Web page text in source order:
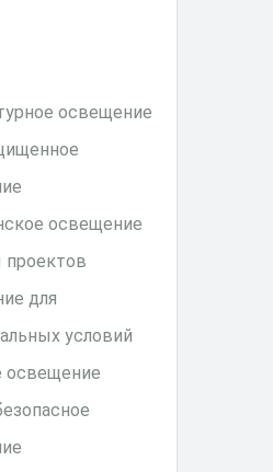
освещение
освещение
для
условий
освещение